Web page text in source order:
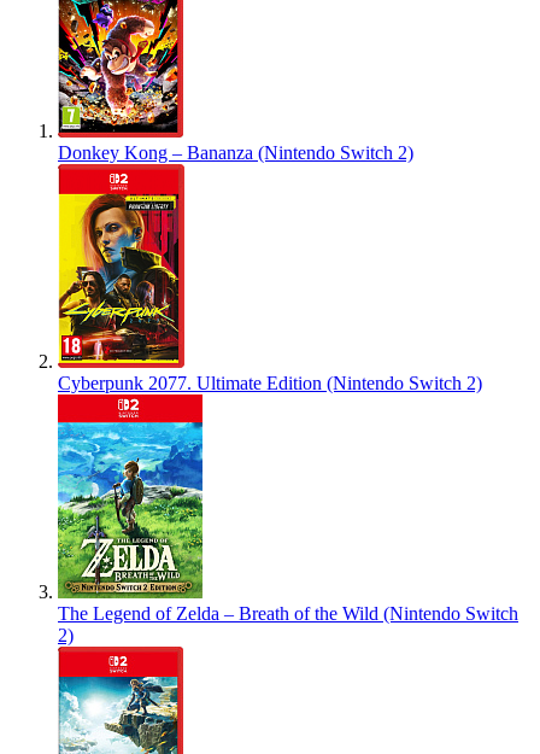
Donkey Kong – Bananza (Nintendo Switch 2)
Cyberpunk 2077. Ultimate Edition (Nintendo Switch 2)
The Legend of Zelda – Breath of the Wild (Nintendo Switch
2)